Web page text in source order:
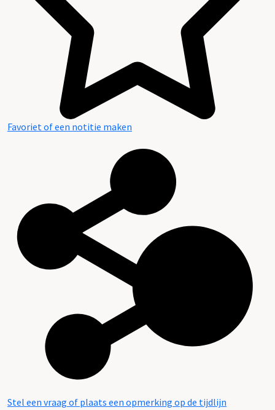
Favoriet of een notitie maken
Stel een vraag of plaats een opmerking op de tijdlijn